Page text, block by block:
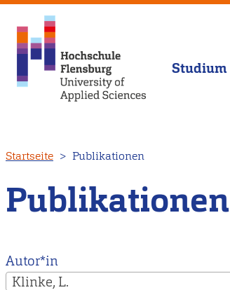
zum
Inhalt
Studium
Startseite Publikationen
Publikationen
Autor*in
Klinke, L.